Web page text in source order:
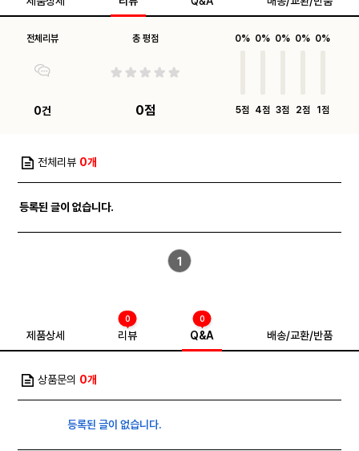
전체리뷰
0건
총 평점
0점
0%
5점
0%
4점
0%
3점
0%
2점
0%
1점
전체리뷰 0개
등록된 글이 없습니다.
1
제품상세 리뷰
0
Q&A
0
배송/교환/반품
상품문의 0개
등록된 글이 없습니다.